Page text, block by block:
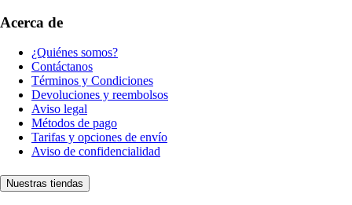
Acerca de
¿Quiénes somos?
Contáctanos
Términos y Condiciones
Devoluciones y reembolsos
Aviso legal
Métodos de pago
Tarifas y opciones de envío
Aviso de confidencialidad
Nuestras tiendas